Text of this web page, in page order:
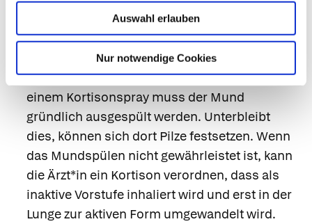
Auswahl erlauben
Nur notwendige Cookies
Pulverinhalator selbst zu befüllen. In diesen
Fällen sollte die Ärzt*in ein anderes Gerät
verschreiben.
Mund spülen.Nach der Anwendung von
einem Kortisonspray muss der Mund
gründlich ausgespült werden. Unterbleibt
dies, können sich dort Pilze festsetzen. Wenn
das Mundspülen nicht gewährleistet ist, kann
die Ärzt*in ein Kortison verordnen, dass als
inaktive Vorstufe inhaliert wird und erst in der
Lunge zur aktiven Form umgewandelt wird.